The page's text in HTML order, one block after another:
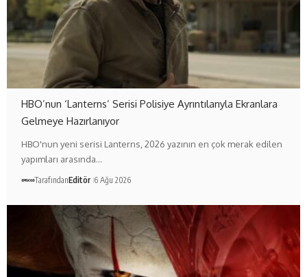
HBO’nun ‘Lanterns’ Serisi Polisiye Ayrıntılarıyla Ekranlara
Gelmeye Hazırlanıyor
HBO'nun yeni serisi Lanterns, 2026 yazının en çok merak edilen
yapımları arasında…
TarafındanEditör 6 Ağu 2026